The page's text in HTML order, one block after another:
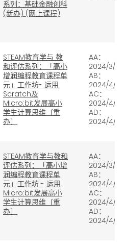
系列：基础金融创科
(新办) (网上课程)
STEAM教育学与 教
和评估系列：「高小
增润编程教育课程单
元」工作坊- 运用
Scratch及
Micro:bit发展高小
学生计算思维〔重
办〕
AA：
2024/3/22
AB：
2024/4/5
AC：
2024/4/16
AD：
2024/4/23
STEAM教育学与教和
评估系列：「高小增
润编程教育课程单
元」工作坊 - 运用
Micro:bit发展高小
学生计算思维〔重
办〕
AA：
2024/3/
AB：
2024/4/11
AC：
2024/4/17
AD：
2024/4/25